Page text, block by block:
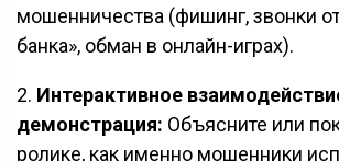
мошенничества (фишинг, звонки
банка», обман в онлайн-играх).
2. Интерактивное
демонстрация: Объясните или
ролике, как именно мошенники